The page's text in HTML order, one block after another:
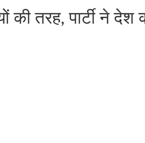
तरह, पार्टी ने देश